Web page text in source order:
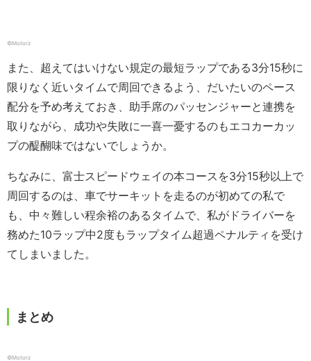
©Motorz
また、超えてはいけない規定の最短ラップである3分15秒に
限りなく近いタイムで周回できるよう、だいたいのペース
配分を予め考えておき、助手席のパッセンジャーと連携を
取りながら、成功や失敗に一喜一憂するのもエコカーカッ
プの醍醐味ではないでしょうか。
ちなみに、富士スピードウェイの本コースを3分15秒以上で
周回するのは、車でサーキットを走るのが初めての私で
も、中々難しい程余裕のあるタイムで、私がドライバーを
務めた10ラップ中2度もラップタイム超過ペナルティを受け
てしまいました。
まとめ
©Motorz